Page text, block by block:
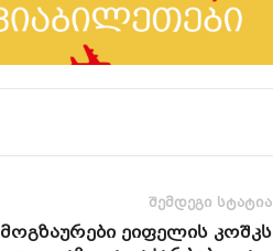
შემდეგი სტატია
მოგზაურები ეიფელის კოშკს